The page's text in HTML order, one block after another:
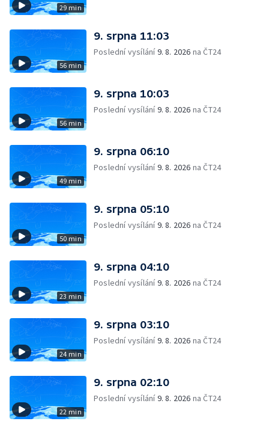
29 min
56 min
9. srpna 11:03
Poslední vysílání9. 8. 2026 na ČT24
56 min
9. srpna 10:03
Poslední vysílání9. 8. 2026 na ČT24
49 min
9. srpna 06:10
Poslední vysílání9. 8. 2026 na ČT24
50 min
9. srpna 05:10
Poslední vysílání9. 8. 2026 na ČT24
23 min
9. srpna 04:10
Poslední vysílání9. 8. 2026 na ČT24
24 min
9. srpna 03:10
Poslední vysílání9. 8. 2026 na ČT24
22 min
9. srpna 02:10
Poslední vysílání9. 8. 2026 na ČT24